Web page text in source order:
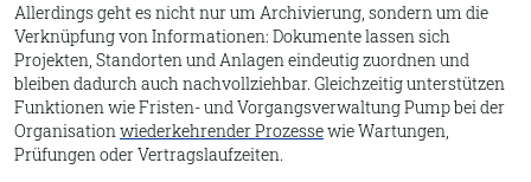
Allerdings geht es nicht nur um Archivierung, sondern um die
Verknüpfung von Informationen: Dokumente lassen sich
Projekten, Standorten und Anlagen eindeutig zuordnen und
bleiben dadurch auch nachvollziehbar. Gleichzeitig unterstützen
Funktionen wie Fristen- und Vorgangsverwaltung Pump bei der
Organisationwiederkehrender Prozessewie Wartungen,
Prüfungen oder Vertragslaufzeiten.